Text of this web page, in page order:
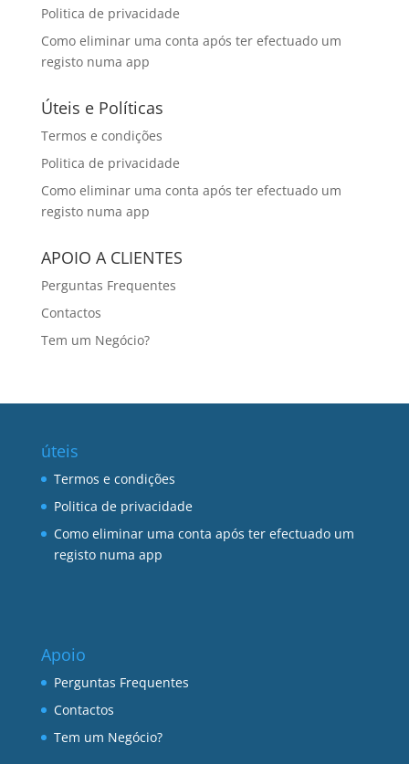
Politica de privacidade
Como eliminar uma conta após ter efectuado um
registo numa app
Úteis e Políticas
Termos e condições
Politica de privacidade
Como eliminar uma conta após ter efectuado um
registo numa app
APOIO A CLIENTES
Perguntas Frequentes
Contactos
Tem um Negócio?
úteis
Termos e condições
Politica de privacidade
Como eliminar uma conta após ter efectuado um
registo numa app
Apoio
Perguntas Frequentes
Contactos
Tem um Negócio?